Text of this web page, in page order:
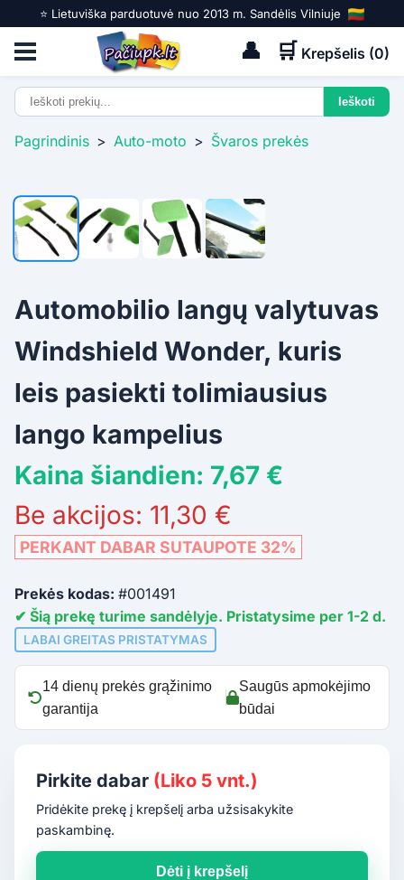
⭐️ Lietuviška parduotuvė nuo 2013 m. Sandėlis Vilniuje
👤 🛒 Krepšelis (0)
Pagrindinis > Auto-moto > Švaros prekės
Automobilio langų valytuvas
Windshield Wonder, kuris
leis pasiekti tolimiausius
lango kampelius
Kaina šiandien: 7,67 €
Be akcijos: 11,30 €
PERKANT DABAR SUTAUPOTE 32%
Prekės kodas: #001491
✔ Šią prekę turime sandėlyje. Pristatysime per 1-2 d.
LABAI GREITAS PRISTATYMAS
14 dienų prekės grąžinimo
garantija
Saugūs apmokėjimo
būdai
Pirkite dabar (Liko 5 vnt.)
Pridėkite prekę į krepšelį arba užsisakykite
paskambinę.
Dėti į krepšelį